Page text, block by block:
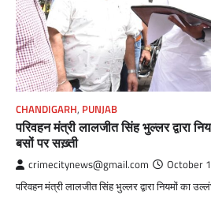
CHANDIGARH, PUNJAB
परिवहन मंत्री लालजीत सिंह भुल्लर द्वारा
बसों पर सख़्ती
crimecitynews@gmail.com October
परिवहन मंत्री लालजीत सिंह भुल्लर द्वारा नियमों का